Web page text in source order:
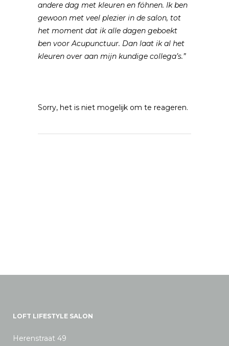
andere dag met kleuren en föhnen. Ik ben
gewoon met veel plezier in de salon, tot
het moment dat ik alle dagen geboekt
ben voor Acupunctuur. Dan laat ik al het
kleuren over aan mijn kundige collega’s.”
Sorry, het is niet mogelijk om te reageren.
LOFT LIFESTYLE SALON
Herenstraat 49